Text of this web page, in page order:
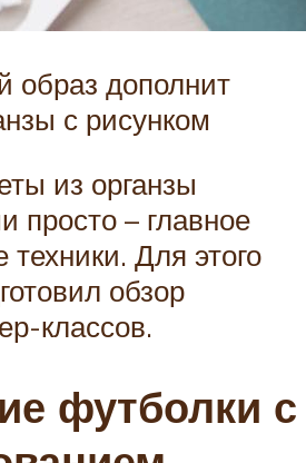
образ дополнит
с рисунком
из органзы
просто – главное
техники. Для этого
обзор
классов.
футболки с